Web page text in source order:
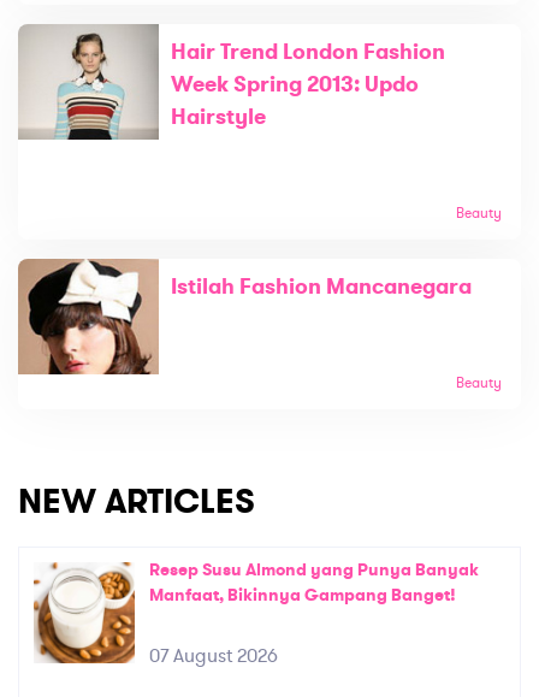
Hair Trend London Fashion
Week Spring 2013: Updo
Hairstyle
Beauty
Istilah Fashion Mancanegara
Beauty
NEW ARTICLES
Resep Susu Almond yang Punya Banyak
Manfaat, Bikinnya Gampang Banget!
07 August 2026